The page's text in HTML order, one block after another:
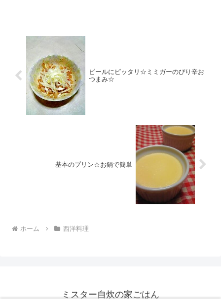
ビールにピッタリ☆ミミガーのぴり辛お
つまみ☆
基本のプリン☆お鍋で簡単
ホーム 西洋料理
ミスター自炊の家ごはん